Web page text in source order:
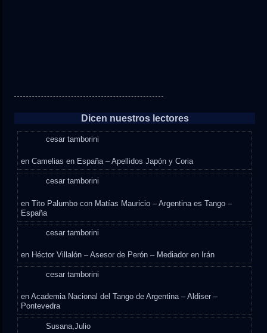
Dicen nuestros lectores
cesar tamborini
enCamelias en España – Apellidos Japón y Coria
cesar tamborini
enTito Palumbo con Matías Mauricio – Argentina es Tango –
España
cesar tamborini
en Héctor Villalón – Asesor de Perón – Mediador en Irán
cesar tamborini
enAcademia Nacional del Tango de Argentina – Aldiser –
Pontevedra
Susana,Julio